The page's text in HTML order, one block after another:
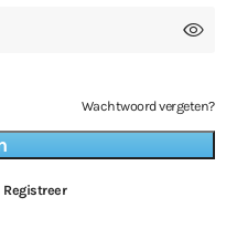
Wachtwoord vergeten?
Registreer